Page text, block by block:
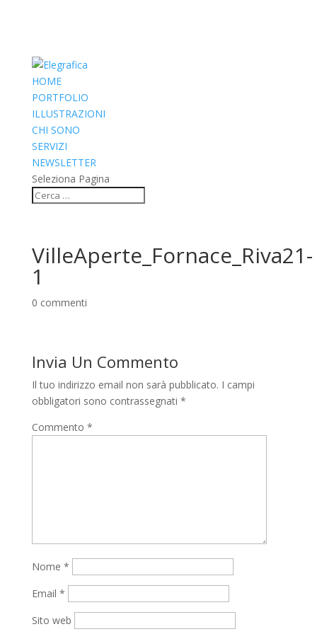
HOME
PORTFOLIO
ILLUSTRAZIONI
CHI SONO
SERVIZI
NEWSLETTER
Seleziona Pagina
VilleAperte_Fornace_Riva21-
1
0 commenti
Invia Un Commento
Il tuo indirizzo email non sarà pubblicato. I campi
obbligatori sono contrassegnati *
Commento *
Nome *
Email *
Sito web